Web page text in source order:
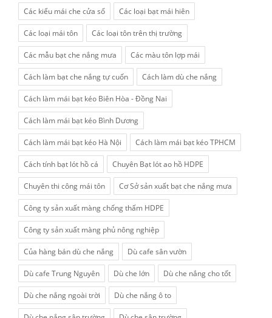
Các kiểu mái che cửa sổ Các loại bạt mái hiên
Các loại mái tôn Các loại tôn trên thị trường
Các mẫu bạt che nắng mưa Các màu tôn lợp mái
Cách làm bạt che nắng tự cuốn Cách làm dù che nắng
Cách làm mái bạt kéo Biên Hòa - Đồng Nai
Cách làm mái bạt kéo Bình Dương
Cách làm mái bạt kéo Hà Nội Cách làm mái bạt kéo TPHCM
Cách tính bạt lót hồ cá Chuyên Bạt lót ao hồ HDPE
Chuyên thi công mái tôn Cơ Sở sản xuất bạt che nắng mưa
Công ty sản xuất màng chống thấm HDPE
Công ty sản xuất màng phủ nông nghiệp
Của hàng bán dù che nắng Dù cafe sân vườn
Dù cafe Trung Nguyên Dù che lớn Dù che nắng cho tốt
Dù che nắng ngoài trời Dù che nắng ô to